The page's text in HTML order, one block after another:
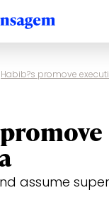
Habib?s promove
assume